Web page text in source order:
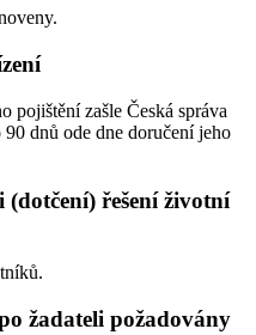
pojištění zašle Česká správa
dnů ode dne doručení jeho
řešení životní
žadateli požadovány